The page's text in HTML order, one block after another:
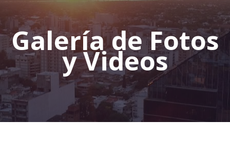
Galería de Fotos
y Videos